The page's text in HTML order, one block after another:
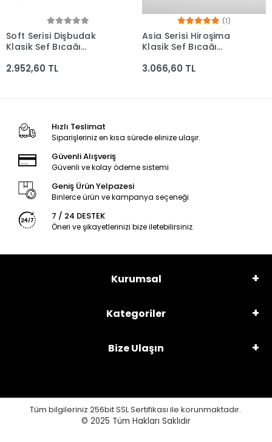
Soft Serisi Dişbudak
Klasik Şef Bıçağı
Kocakaya Bıçakları
2.952,60 TL
(1)
Asia Serisi Hiroşima
Klasik Şef Bıçağı
Kocakaya Bıçakları
3.066,60 TL
Hızlı Teslimat
Siparişleriniz en kısa sürede elinize ulaşır.
Güvenli Alışveriş
Güvenli ve kolay ödeme sistemi
Geniş Ürün Yelpazesi
Binlerce ürün ve kampanya seçeneği
7 / 24 DESTEK
Öneri ve şikayetlerinizi bize iletebilirsiniz.
Kurumsal
Kategoriler
Bize Ulaşın
Tüm bilgileriniz 256bit SSL Sertifikası ile korunmaktadır.
© 2025 Tüm Hakları Saklıdır